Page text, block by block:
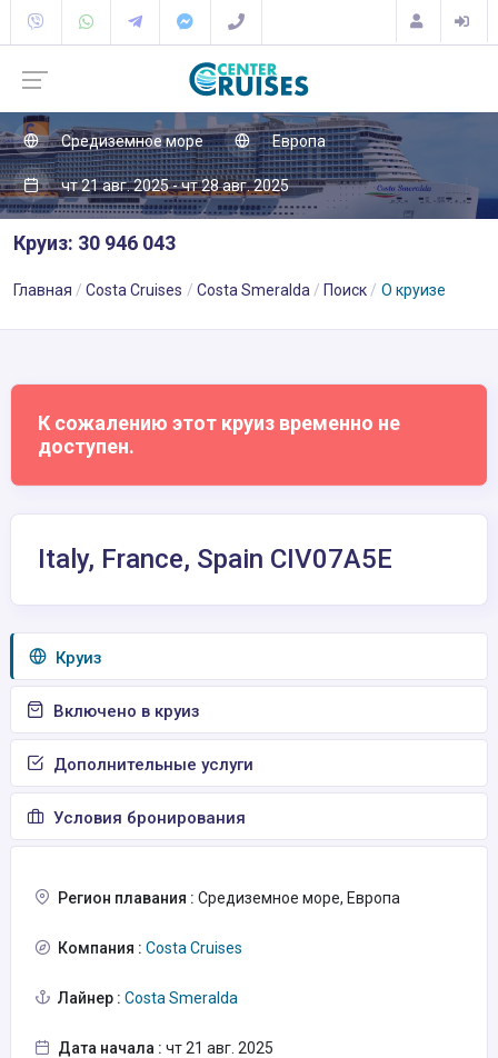
Средиземное море Европа
чт 21 авг. 2025 - чт 28 авг. 2025
Круиз: 30 946 043
Главная Costa Cruises Costa Smeralda Поиск О круизе
К сожалению этот круиз временно не
доступен.
Italy, France, Spain CIV07A5E
Круиз
Включено в круиз
Дополнительные услуги
Условия бронирования
Регион плавания : Средиземное море, Европа
Компания : Costa Cruises
Лайнер : Costa Smeralda
Дата начала : чт 21 авг. 2025